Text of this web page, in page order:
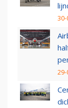
30-
29-